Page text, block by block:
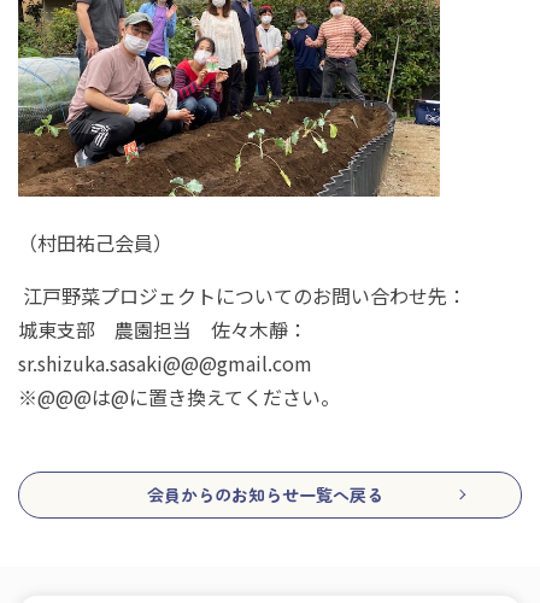
（村田祐己会員）
江戸野菜プロジェクトについてのお問い合わせ先：
城東支部 農園担当 佐々木靜：
sr.shizuka.sasaki@@@gmail.com
※@@@は@に置き換えてください。
会員からのお知らせ一覧へ戻る